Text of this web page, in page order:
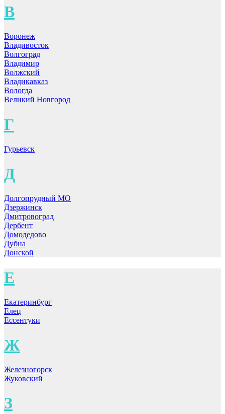
В
Воронеж
Владивосток
Волгоград
Владимир
Волжский
Владикавказ
Вологда
Великий Новгород
Г
Гурьевск
Д
Долгопрудный МО
Дзержинск
Дмитровоград
Дербент
Домодедово
Дубна
Донской
Е
Екатеринбург
Елец
Ессентуки
Ж
Железногорск
Жуковский
З